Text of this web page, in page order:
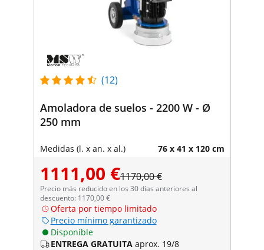
(12)
Amoladora de suelos - 2200 W - Ø
250 mm
Medidas (l. x an. x al.) 76 x 41 x 120 cm
1111,00 €1170,00 €
Precio más reducido en los 30 días anteriores al
descuento: 1170,00 €
Oferta por tiempo limitado
Precio mínimo garantizado
Disponible
ENTREGA GRATUITA aprox. 19/8